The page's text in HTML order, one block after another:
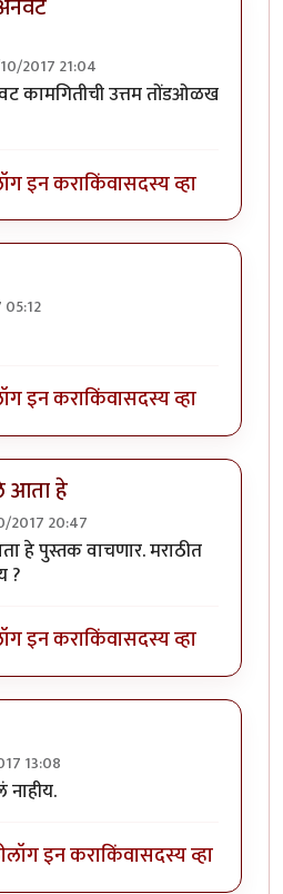
2017 21:04
कामगितीची उत्तम तोंडओळख
इन कराकिंवासदस्य व्हा
05:12
इन कराकिंवासदस्य व्हा
आता हे
2017 20:47
पुस्तक वाचणार. मराठीत
?
इन कराकिंवासदस्य व्हा
13:08
आवडले आता हे
लॉग इन कराकिंवासदस्य व्हा